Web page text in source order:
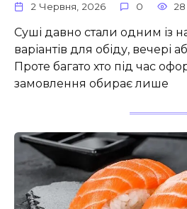
2 Червня, 2026 0 28
Суші давно стали одним із
варіантів для обіду, вечері
Проте багато хто під час
замовлення обирає лише